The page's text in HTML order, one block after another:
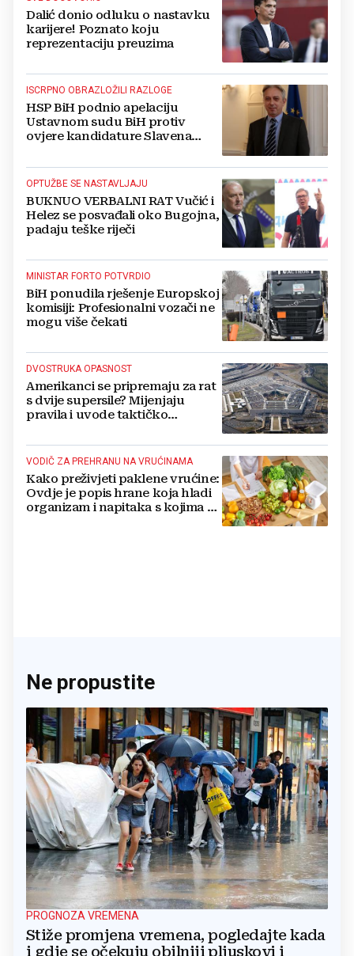
Dalić donio odluku o nastavku
karijere! Poznato koju
reprezentaciju preuzima
ISCRPNO OBRAZLOŽILI RAZLOGE
HSP BiH podnio apelaciju
Ustavnom sudu BiH protiv
ovjere kandidature Slavena
OPTUŽBE SE NASTAVLJAJU
BUKNUO VERBALNI RAT Vučić i
Helez se posvađali oko Bugojna,
padaju teške riječi
MINISTAR FORTO POTVRDIO
BiH ponudila rješenje Europskoj
komisiji: Profesionalni vozači ne
mogu više čekati
DVOSTRUKA OPASNOST
Amerikanci se pripremaju za rat
s dvije supersile? Mijenjaju
pravila i uvode taktičko
VODIČ ZA PREHRANU NA VRUĆINAMA
Kako preživjeti paklene vrućine:
Ovdje je popis hrane koja hladi
organizam i napitaka s kojima si
Ne propustite
PROGNOZA VREMENA
Stiže promjena vremena, pogledajte kada
i gdje se očekuju obilniji pljuskovi i